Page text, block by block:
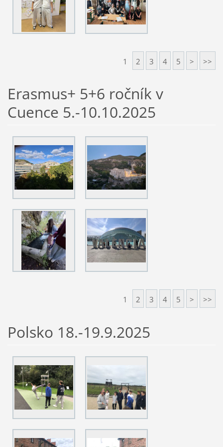
1 2 3 4 5 > >>
Erasmus+ 5+6 ročník v
Cuence 5.-10.10.2025
1 2 3 4 5 > >>
Polsko 18.-19.9.2025